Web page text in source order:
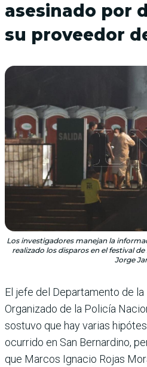
asesinado por
su proveedor
Los investigadores manejan la
realizado los disparos en el festival
Jorge
El jefe del Departamento de
Organizado de la Policía
sostuvo que hay varias
ocurrido en San Bernardino,
que Marcos Ignacio Rojas